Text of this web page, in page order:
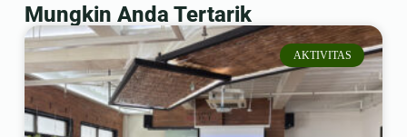
Mungkin Anda Tertarik
AKTIVITAS